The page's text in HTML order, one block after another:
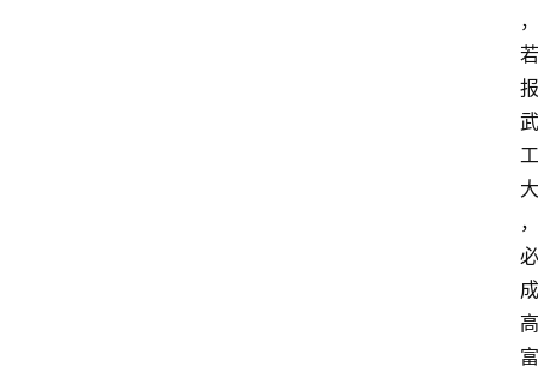
，
若
报
武
工
大
，
必
成
高
富